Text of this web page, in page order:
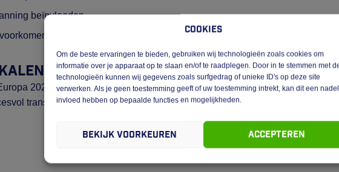
Cookies
Om de beste ervaringen te bieden, gebruiken wij technologieën zoals cookies om
informatie over je apparaat op te slaan en/of te raadplegen. Door in te stemmen met
technologieën kunnen wij gegevens zoals surfgedrag of unieke ID's op deze site
verwerken. Als je geen toestemming geeft of uw toestemming intrekt, kan dit een
invloed hebben op bepaalde functies en mogelijkheden.
Accepteren
Bekijk voorkeuren
beïnvloeden.
hier
2025 kalender kunt u tijd, kosten én frustraties besparen.
transportjaar!